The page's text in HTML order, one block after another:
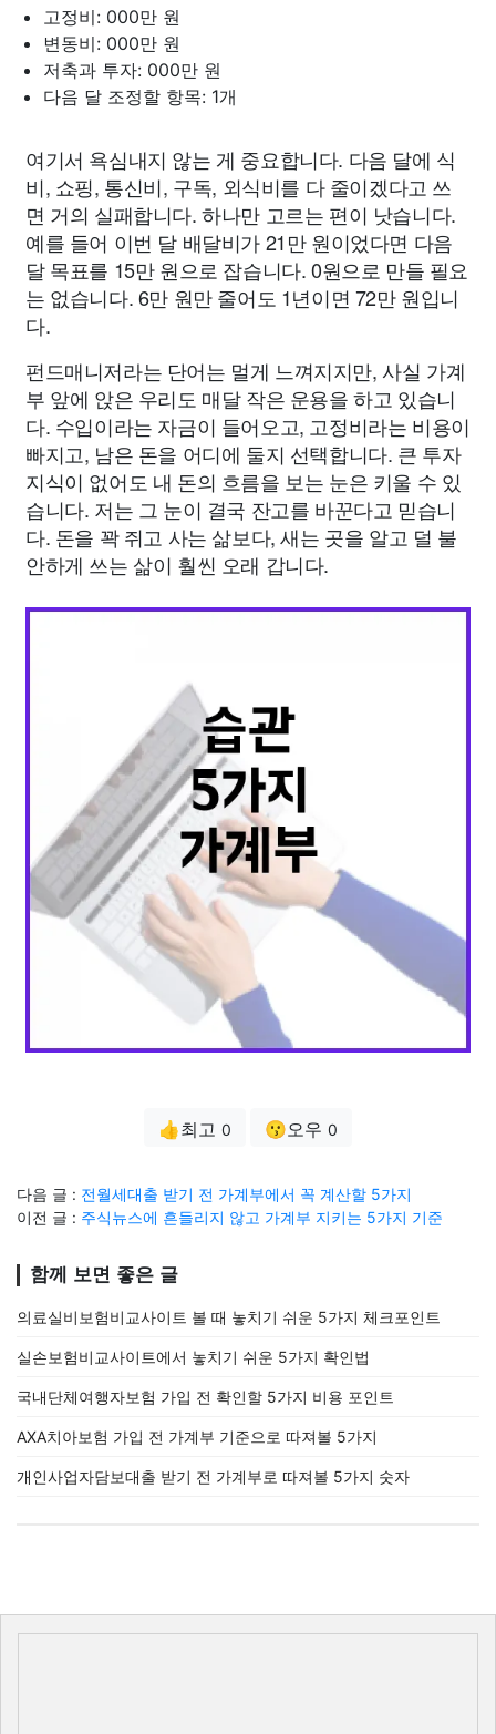
고정비: 000만 원
변동비: 000만 원
저축과 투자: 000만 원
다음 달 조정할 항목: 1개
여기서 욕심내지 않는 게 중요합니다. 다음 달에 식
비, 쇼핑, 통신비, 구독, 외식비를 다 줄이겠다고 쓰
면 거의 실패합니다. 하나만 고르는 편이 낫습니다.
예를 들어 이번 달 배달비가 21만 원이었다면 다음
달 목표를 15만 원으로 잡습니다. 0원으로 만들 필요
는 없습니다. 6만 원만 줄어도 1년이면 72만 원입니
다.
펀드매니저라는 단어는 멀게 느껴지지만, 사실 가계
부 앞에 앉은 우리도 매달 작은 운용을 하고 있습니
다. 수입이라는 자금이 들어오고, 고정비라는 비용이
빠지고, 남은 돈을 어디에 둘지 선택합니다. 큰 투자
지식이 없어도 내 돈의 흐름을 보는 눈은 키울 수 있
습니다. 저는 그 눈이 결국 잔고를 바꾼다고 믿습니
다. 돈을 꽉 쥐고 사는 삶보다, 새는 곳을 알고 덜 불
안하게 쓰는 삶이 훨씬 오래 갑니다.
👍최고 0 😗오우 0
다음 글 : 전월세대출 받기 전 가계부에서 꼭 계산할 5가지
이전 글 : 주식뉴스에 흔들리지 않고 가계부 지키는 5가지 기준
함께 보면 좋은 글
의료실비보험비교사이트 볼 때 놓치기 쉬운 5가지 체크포인트
실손보험비교사이트에서 놓치기 쉬운 5가지 확인법
국내단체여행자보험 가입 전 확인할 5가지 비용 포인트
AXA치아보험 가입 전 가계부 기준으로 따져볼 5가지
개인사업자담보대출 받기 전 가계부로 따져볼 5가지 숫자